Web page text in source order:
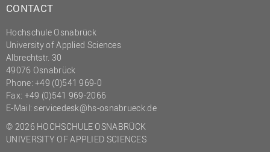
Personalrat
Präsidialbüro
Professional School
Projekte des Präsidiums
Projektmanagement Office
(PMO)
Prozessmanagement
Recht
CONTACT
Hochschule Osnabrück
University of Applied Sciences
Albrechtstr. 30
49076 Osnabrück
Phone: +49 (0)541 969-0
Fax: +49 (0)541 969-2066
E-Mail: servicedesk@hs-osnabrueck.de
© 2026 HOCHSCHULE OSNABRÜCK
UNIVERSITY OF APPLIED SCIENCES